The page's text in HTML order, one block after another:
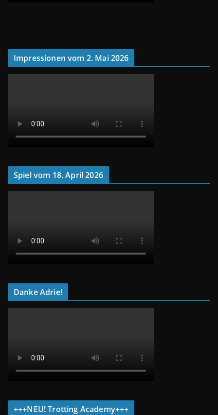
Impressionen vom 2. Mai 2026
Spiel vom 18. April 2026
Danke Adrie!
+++NEU! Trotting Academy+++